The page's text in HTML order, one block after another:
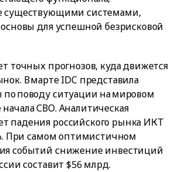
существующими системами,
для успешной безрисковой
точных прогнозов, куда движется
В марте IDC представила
поводу ситуации на мировом
СВО. Аналитическая
падения российского рынка ИКТ
При самом оптимистичном
событий снижение инвестиций
составит $56 млрд.